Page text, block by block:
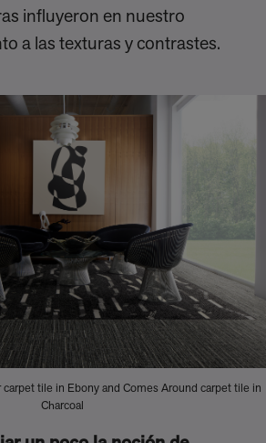
influyeron en nuestro
a las texturas y contrastes.
tile in Ebony and Comes Around carpet tile in
Charcoal